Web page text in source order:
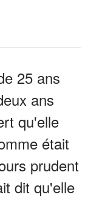
25 ans
ans
qu'elle
était
prudent
dit qu'elle